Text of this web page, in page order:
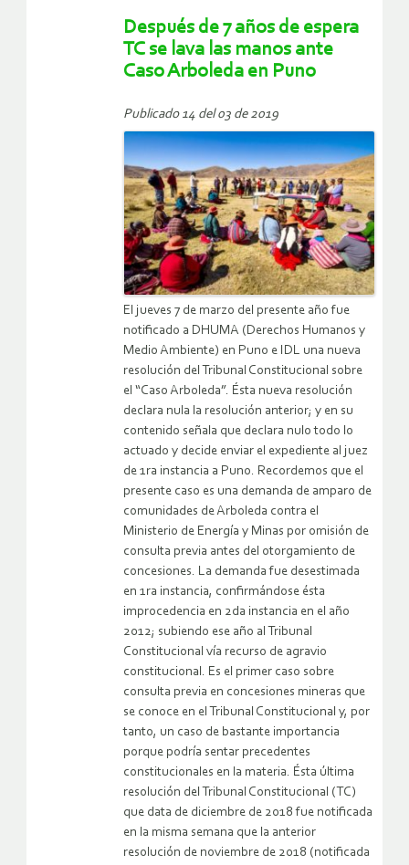
Después de 7 años de espera
TC se lava las manos ante
Caso Arboleda en Puno
Publicado 14 del 03 de 2019
El jueves 7 de marzo del presente año fue
notificado a DHUMA (Derechos Humanos y
Medio Ambiente) en Puno e IDL una nueva
resolución del Tribunal Constitucional sobre
el “Caso Arboleda”. Ésta nueva resolución
declara nula la resolución anterior; y en su
contenido señala que declara nulo todo lo
actuado y decide enviar el expediente al juez
de 1ra instancia a Puno. Recordemos que el
presente caso es una demanda de amparo de
comunidades de Arboleda contra el
Ministerio de Energía y Minas por omisión de
consulta previa antes del otorgamiento de
concesiones. La demanda fue desestimada
en 1ra instancia, confirmándose ésta
improcedencia en 2da instancia en el año
2012; subiendo ese año al Tribunal
Constitucional vía recurso de agravio
constitucional. Es el primer caso sobre
consulta previa en concesiones mineras que
se conoce en el Tribunal Constitucional y, por
tanto, un caso de bastante importancia
porque podría sentar precedentes
constitucionales en la materia. Ésta última
resolución del Tribunal Constitucional (TC)
que data de diciembre de 2018 fue notificada
en la misma semana que la anterior
resolución de noviembre de 2018 (notificada